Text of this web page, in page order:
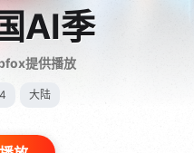
AI季
提供播放
大陆